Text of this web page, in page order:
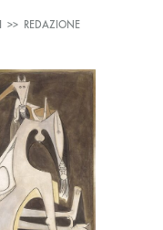
SU
MAN
RAY
SURREALISMO.
CAPOLAVORI
DAL
MUSEO
BOIJMANS
VAN
>> REDAZIONE